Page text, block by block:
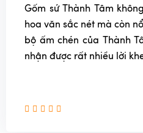
Gốm sứ Thành Tâm
hoa văn sắc nét mà còn
bộ ấm chén của Thành
nhận được rất nhiều lời